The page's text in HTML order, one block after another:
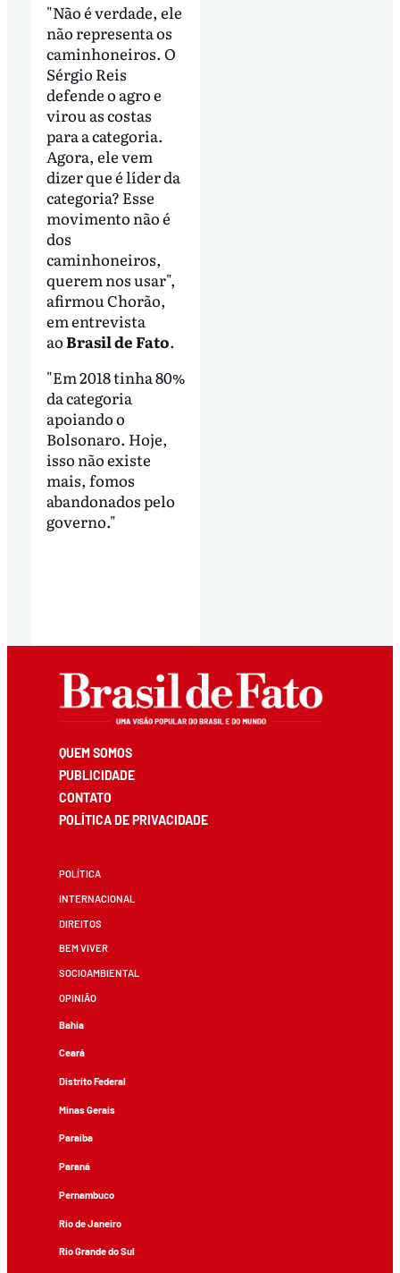
"Não é verdade, ele
não representa os
caminhoneiros. O
Sérgio Reis
defende o agro e
virou as costas
para a categoria.
Agora, ele vem
dizer que é líder da
categoria? Esse
movimento não é
dos
caminhoneiros,
querem nos usar",
afirmou Chorão,
em entrevista
aoBrasil de Fato.
"Em 2018 tinha 80%
da categoria
apoiando o
Bolsonaro. Hoje,
isso não existe
mais, fomos
abandonados pelo
governo."
QUEM SOMOS
PUBLICIDADE
CONTATO
POLÍTICA DE PRIVACIDADE
POLÍTICA
INTERNACIONAL
DIREITOS
BEM VIVER
SOCIOAMBIENTAL
OPINIÃO
Bahia
Ceará
Distrito Federal
Minas Gerais
Paraíba
Paraná
Pernambuco
Rio de Janeiro
Rio Grande do Sul